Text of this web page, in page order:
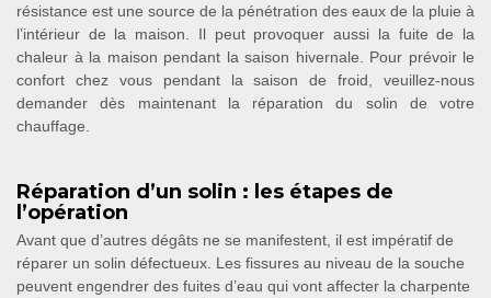
résistance est une source de la pénétration des eaux de la pluie à
l’intérieur de la maison. Il peut provoquer aussi la fuite de la
chaleur à la maison pendant la saison hivernale. Pour prévoir le
confort chez vous pendant la saison de froid, veuillez-nous
demander dès maintenant la réparation du solin de votre
chauffage.
Réparation d’un solin : les étapes de
l’opération
Avant que d’autres dégâts ne se manifestent, il est impératif de
réparer un solin défectueux. Les fissures au niveau de la souche
peuvent engendrer des fuites d’eau qui vont affecter la charpente